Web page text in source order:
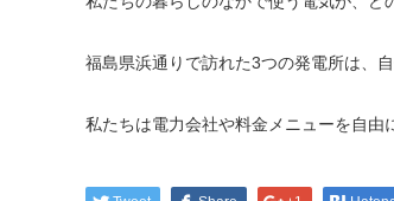
福島県浜通りで訪れた3つの発電所は、
私たちは電力会社や料金メニューを自由